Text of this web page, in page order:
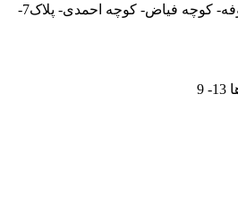
خیابان پیروزی- خیابان شکوفه- کوچه فیاض- کوچه احمدی- پلاک7-